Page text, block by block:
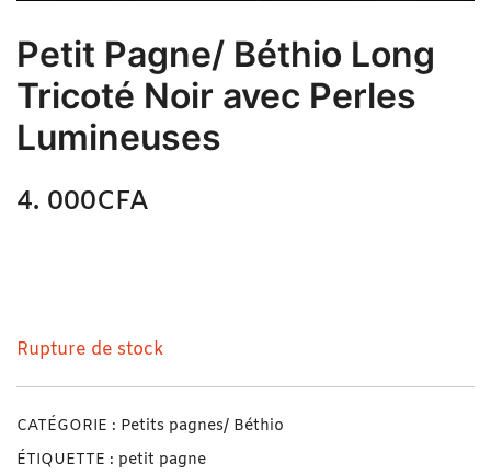
Petit Pagne/ Béthio Long
Tricoté Noir avec Perles
Lumineuses
4. 000CFA
Rupture de stock
CATÉGORIE : Petits pagnes/ Béthio
ÉTIQUETTE : petit pagne